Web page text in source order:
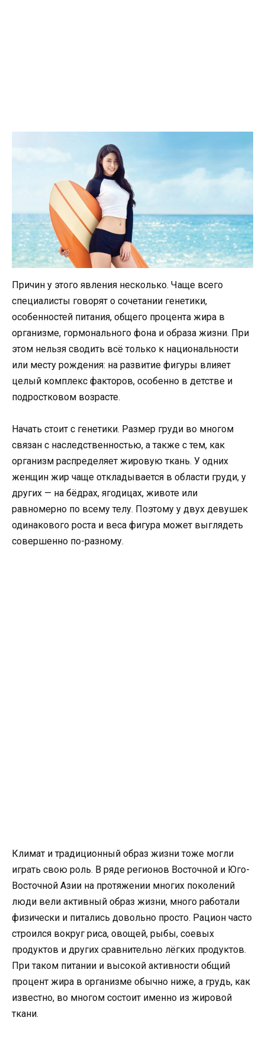
Причин у этого явления несколько. Чаще всего
специалисты говорят о сочетании генетики,
особенностей питания, общего процента жира в
организме, гормонального фона и образа жизни. При
этом нельзя сводить всё только к национальности
или месту рождения: на развитие фигуры влияет
целый комплекс факторов, особенно в детстве и
подростковом возрасте.
Начать стоит с генетики. Размер груди во многом
связан с наследственностью, а также с тем, как
организм распределяет жировую ткань. У одних
женщин жир чаще откладывается в области груди, у
других — на бёдрах, ягодицах, животе или
равномерно по всему телу. Поэтому у двух девушек
одинакового роста и веса фигура может выглядеть
совершенно по-разному.
Климат и традиционный образ жизни тоже могли
играть свою роль. В ряде регионов Восточной и Юго-
Восточной Азии на протяжении многих поколений
люди вели активный образ жизни, много работали
физически и питались довольно просто. Рацион часто
строился вокруг риса, овощей, рыбы, соевых
продуктов и других сравнительно лёгких продуктов.
При таком питании и высокой активности общий
процент жира в организме обычно ниже, а грудь, как
известно, во многом состоит именно из жировой
ткани.